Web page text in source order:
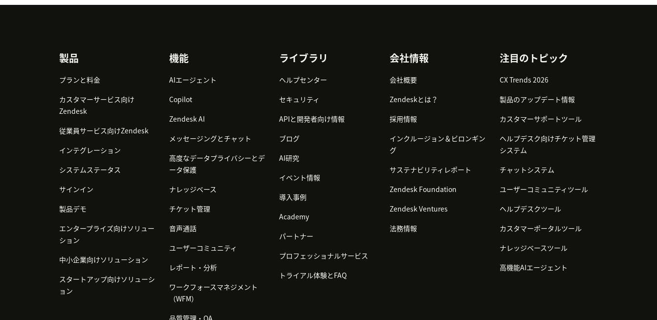
製品
プランと料金
カスタマーサービス向け
Zendesk
従業員サービス向けZendesk
インテグレーション
システムステータス
サインイン
製品デモ
エンタープライズ向けソリュー
ション
中小企業向けソリューション
スタートアップ向けソリューシ
ョン
機能
AIエージェント
Copilot
Zendesk AI
メッセージングとチャット
高度なデータプライバシーとデ
ータ保護
ナレッジベース
チケット管理
音声通話
ユーザーコミュニティ
レポート・分析
ワークフォースマネジメント
（WFM）
ライブラリ
ヘルプセンター
セキュリティ
APIと開発者向け情報
ブログ
AI研究
イベント情報
導入事例
Academy
パートナー
プロフェッショナルサービス
トライアル体験とFAQ
会社情報
会社概要
Zendeskとは？
採用情報
インクルージョン＆ビロンギン
グ
サステナビリティレポート
Zendesk Foundation
Zendesk Ventures
法務情報
注目のトピック
CX Trends 2026
製品のアップデート情報
カスタマーサポートツール
ヘルプデスク向けチケット管理
システム
チャットシステム
ユーザーコミュニティツール
ヘルプデスクツール
カスタマーポータルツール
ナレッジベースツール
高機能AIエージェント